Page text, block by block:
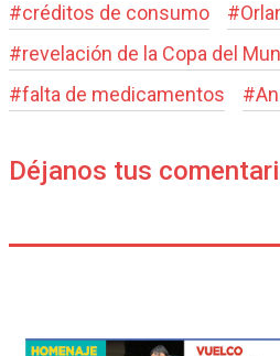
#créditos de consumo #
#revelación de la Copa del
#falta de medicamentos #
Déjanos tus